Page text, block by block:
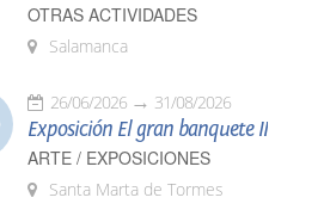
OTRAS ACTIVIDADES
Salamanca
26/06/2026 31/08/2026
Exposición El gran banquete II
ARTE / EXPOSICIONES
Santa Marta de Tormes